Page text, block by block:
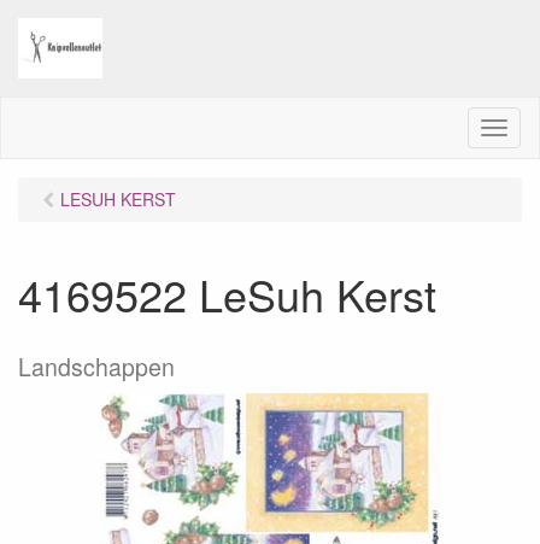
M
e
LESUH KERST
4169522 LeSuh Kerst
Landschappen